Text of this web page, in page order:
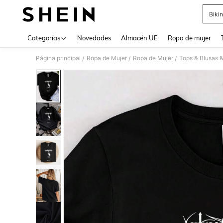
Categorías Novedades Almacén UE Ropa de mujer
Página principal / Ropa de Mujer / Ropa de Mujer / Tops & Blusas